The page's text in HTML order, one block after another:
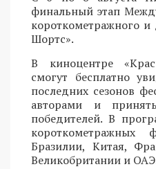
финальный этап
короткометражного
Шортс».
В киноцентре
смогут бесплатно
последних сезонов
авторами и
победителей. В
короткометражных
Бразилии, Китая,
Великобритании и